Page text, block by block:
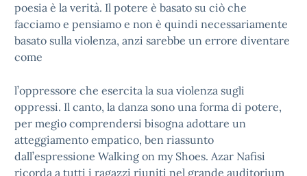
poesia è la verità. Il potere è basato su ciò che
facciamo e pensiamo e non è quindi necessariamente
basato sulla violenza, anzi sarebbe un errore diventare
come
l’oppressore che esercita la sua violenza sugli
oppressi. Il canto, la danza sono una forma di potere,
per megio comprendersi bisogna adottare un
atteggiamento empatico, ben riassunto
dall’espressione Walking on my Shoes. Azar Nafisi
ricorda a tutti i ragazzi riuniti nel grande auditorium